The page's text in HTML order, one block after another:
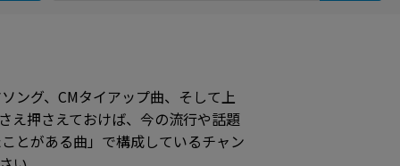
ング、CMタイアップ曲、そして上
え押さえておけば、今の流行や話題
とがある曲」で構成しているチャン